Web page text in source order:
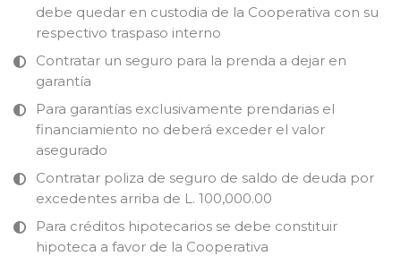
debe quedar en custodia de la Cooperativa con su
respectivo traspaso interno
Contratar un seguro para la prenda a dejar en
garantía
Para garantías exclusivamente prendarias el
financiamiento no deberá exceder el valor
asegurado
Contratar poliza de seguro de saldo de deuda por
excedentes arriba de L. 100,000.00
Para créditos hipotecarios se debe constituir
hipoteca a favor de la Cooperativa